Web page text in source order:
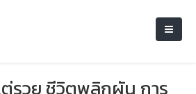
รวย ชีวิตพลิกผัน การ